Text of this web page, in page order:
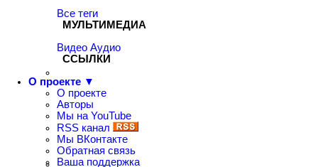
Все теги
МУЛЬТИМЕДИА
Видео Аудио
ССЫЛКИ
О проекте ▼
О проекте
Авторы
Мы на YouTube
RSS канал
Мы ВКонтакте
Обратная связь
Ваша поддержка